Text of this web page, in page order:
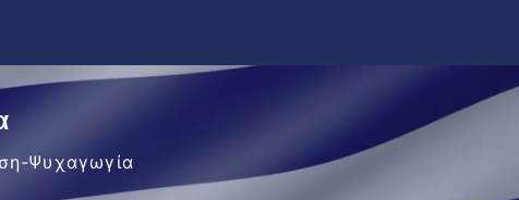
Ψυχαγωγία